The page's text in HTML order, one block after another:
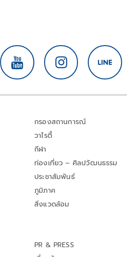
กรองสถานการณ์
วาไรตี้
กีฬา
ท่องเที่ยว – ศิลปวัฒนธรรม
ประชาสัมพันธ์
ภูมิภาค
สิ่งแวดล้อม
PR & PRESS